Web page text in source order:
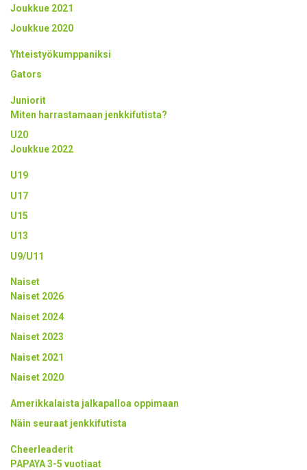
Joukkue 2021
Joukkue 2020
Yhteistyökumppaniksi
Gators
Juniorit
Miten harrastamaan jenkkifutista?
U20
Joukkue 2022
U19
U17
U15
U13
U9/U11
Naiset
Naiset 2026
Naiset 2024
Naiset 2023
Naiset 2021
Naiset 2020
Amerikkalaista jalkapalloa oppimaan
Näin seuraat jenkkifutista
Cheerleaderit
PAPAYA 3-5 vuotiaat